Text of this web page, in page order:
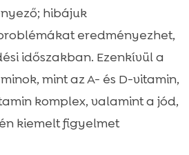
hibájuk
eredményezhet,
időszakban. Ezenkívül a
mint az A- és D-vitamin,
komplex, valamint a jód,
kiemelt figyelmet